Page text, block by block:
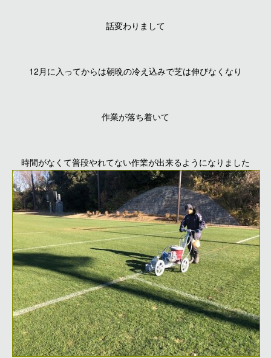
話変わりまして
12月に入ってからは朝晩の冷え込みで芝は伸びなくなり
作業が落ち着いて
時間がなくて普段やれてない作業が出来るようになりました